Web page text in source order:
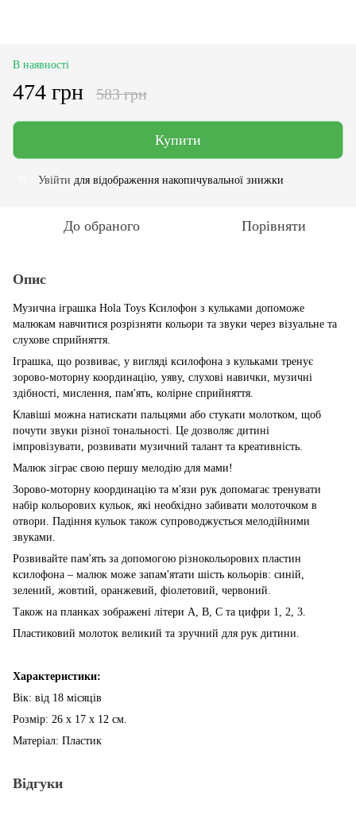
В наявності
474 грн 583 грн
Купити
Увійти для відображення накопичувальної знижки
До обраного Порівняти
Опис
Музична іграшка Hola Toys Ксилофон з кульками допоможе
малюкам навчитися розрізняти кольори та звуки через візуальне та
слухове сприйняття.
Іграшка, що розвиває, у вигляді ксилофона з кульками тренує
зорово-моторну координацію, уяву, слухові навички, музичні
здібності, мислення, пам'ять, колірне сприйняття.
Клавіші можна натискати пальцями або стукати молотком, щоб
почути звуки різної тональності. Це дозволяє дитині
імпровізувати, розвивати музичний талант та креативність.
Малюк зіграє свою першу мелодію для мами!
Зорово-моторну координацію та м'язи рук допомагає тренувати
набір кольорових кульок, які необхідно забивати молоточком в
отвори. Падіння кульок також супроводжується мелодійними
звуками.
Розвивайте пам'ять за допомогою різнокольорових пластин
ксилофона – малюк може запам'ятати шість кольорів: синій,
зелений, жовтий, оранжевий, фіолетовий, червоний.
Також на планках зображені літери А, В, С та цифри 1, 2, 3.
Пластиковий молоток великий та зручний для рук дитини.
Характеристики:
Вік: від 18 місяців
Розмір: 26 х 17 х 12 см.
Матеріал: Пластик
Відгуки